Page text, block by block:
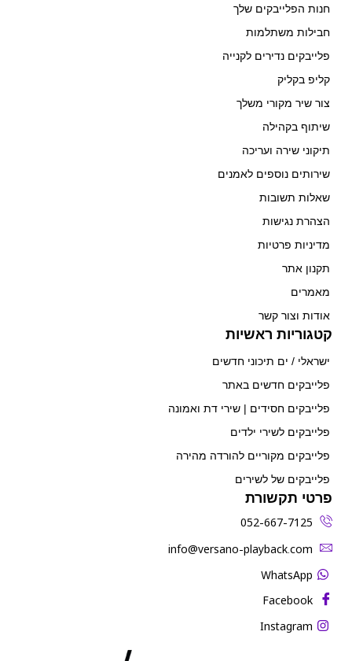
חנות הפלייבקים שלך
חבילות משתלמות
פלייבקים נדירים לקנייה
קליפ בקליק
צור שיר מקורי משלך
שיתוף בקהילה
תיקוני שירה ועריכה
שירותים נוספים לאמנים
שאלות תשובות
הצהרת נגישות
מדיניות פרטיות
תקנון אתר
מאמרים
אודות וצור קשר
קטגוריות ראשיות
ישראלי / ים תיכוני חדשים
פלייבקים חדשים באתר
פלייבקים חסידים | שירי דת ואמונה
פלייבקים לשירי ילדים
פלייבקים מקוריים להורדה מהירה
פלייבקים של לשירים
פרטי תקשורת
052-667-7125
‫info@versano-playback.com‬
WhatsApp
Facebook
Instagram